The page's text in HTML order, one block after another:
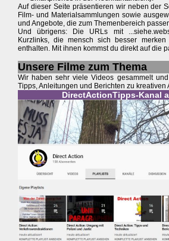
Auf dieser Seite präsentieren wir neben der
Film- und Materialsammlungen sowie
und Angebote, die zum Themenbereich
Und übrigens: Die URLs mit
Kurzlinks, die mensch sich besser
enthalten. Mit ihnen kommst du direkt auf die
Unsere Filme zum Thema
Wir haben sehr viele Videos gesammelt
Tipps, Anleitungen und Berichten zu kreativen
DirectActionTipps-Kanal